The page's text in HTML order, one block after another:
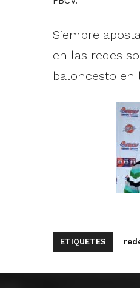
Siempre
en las redes
baloncesto en
ETIQUETES